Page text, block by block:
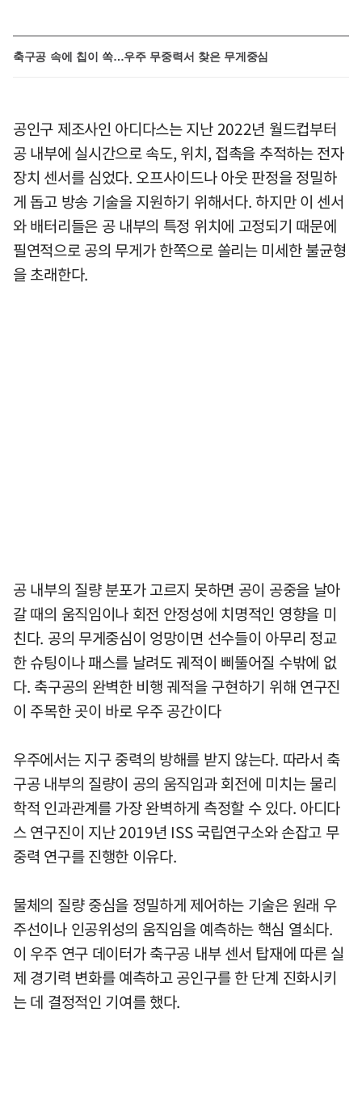
축구공 속에 칩이 쏙…우주 무중력서 찾은 무게중심
공인구 제조사인 아디다스는 지난 2022년 월드컵부터
공 내부에 실시간으로 속도, 위치, 접촉을 추적하는 전자
장치 센서를 심었다. 오프사이드나 아웃 판정을 정밀하
게 돕고 방송 기술을 지원하기 위해서다. 하지만 이 센서
와 배터리들은 공 내부의 특정 위치에 고정되기 때문에
필연적으로 공의 무게가 한쪽으로 쏠리는 미세한 불균형
을 초래한다.
공 내부의 질량 분포가 고르지 못하면 공이 공중을 날아
갈 때의 움직임이나 회전 안정성에 치명적인 영향을 미
친다. 공의 무게중심이 엉망이면 선수들이 아무리 정교
한 슈팅이나 패스를 날려도 궤적이 삐뚤어질 수밖에 없
다. 축구공의 완벽한 비행 궤적을 구현하기 위해 연구진
이 주목한 곳이 바로 우주 공간이다
우주에서는 지구 중력의 방해를 받지 않는다. 따라서 축
구공 내부의 질량이 공의 움직임과 회전에 미치는 물리
학적 인과관계를 가장 완벽하게 측정할 수 있다. 아디다
스 연구진이 지난 2019년 ISS 국립연구소와 손잡고 무
중력 연구를 진행한 이유다.
물체의 질량 중심을 정밀하게 제어하는 기술은 원래 우
주선이나 인공위성의 움직임을 예측하는 핵심 열쇠다.
이 우주 연구 데이터가 축구공 내부 센서 탑재에 따른 실
제 경기력 변화를 예측하고 공인구를 한 단계 진화시키
는 데 결정적인 기여를 했다.